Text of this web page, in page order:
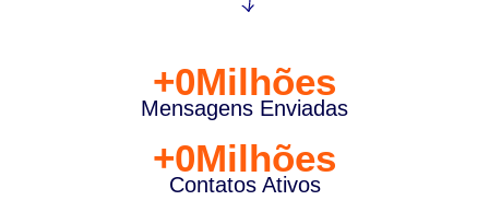
Mensagens Enviadas
+0Milhões
Contatos Ativos
+0Milhões